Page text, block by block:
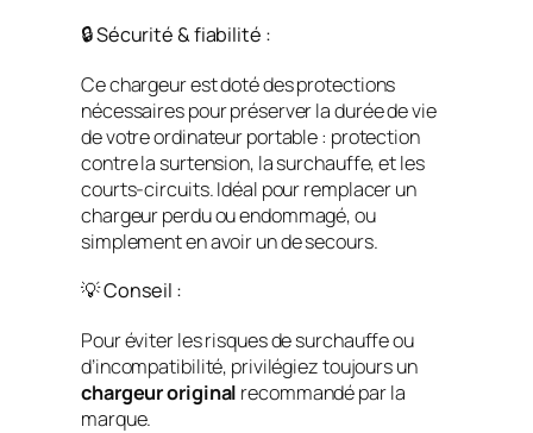
🔒 Sécurité & fiabilité :
Ce chargeur est doté des protections
nécessaires pour préserver la durée de vie
de votre ordinateur portable : protection
contre la surtension, la surchauffe, et les
courts-circuits. Idéal pour remplacer un
chargeur perdu ou endommagé, ou
simplement en avoir un de secours.
💡 Conseil :
Pour éviter les risques de surchauffe ou
d’incompatibilité, privilégiez toujours un
chargeur original recommandé par la
marque.